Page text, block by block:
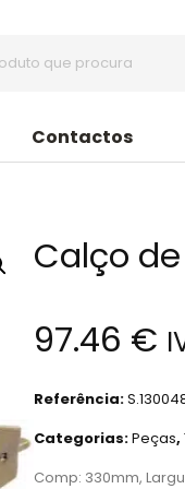
Contactos
Calço
97.46 €
Referência:
Categorias:Peças,
Comp: 330mm,